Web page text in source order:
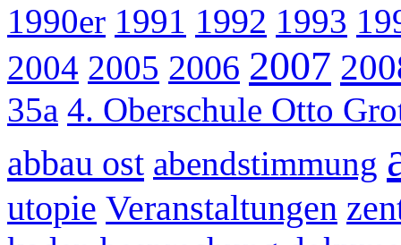
1990er 1991 1992 1993
2004 2005 2006 2007
35a 4. Oberschule Otto
abbau ost abendstimmung
utopie Veranstaltungen